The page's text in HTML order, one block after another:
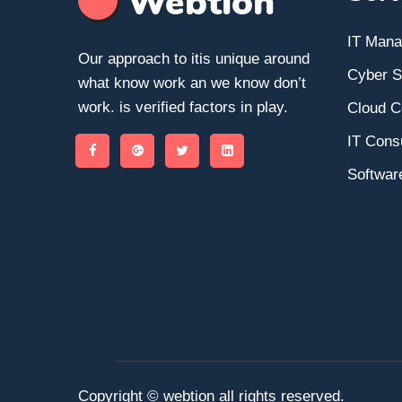
Our approach to itis unique around
what know work an we know don’t
work. is verified factors in play.
IT
Cyber
Cloud
IT
Copyright © webtion all rights reserved.